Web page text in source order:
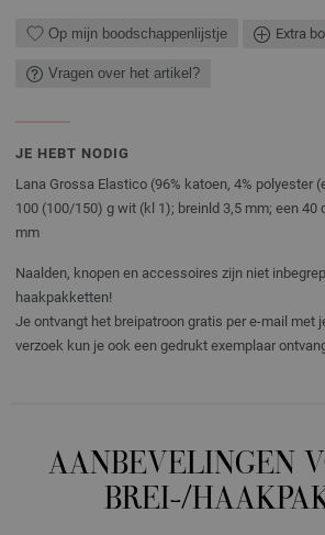
Op mijn boodschappenlijstje Extra
Vragen over het artikel?
JE HEBT NODIG
Lana Grossa Elastico (96% katoen, 4% polyester
100 (100/150) g wit (kl 1); breinld 3,5 mm; een 40
mm
Naalden, knopen en accessoires zijn niet
haakpakketten!
Je ontvangt het breipatroon gratis per e-mail met
verzoek kun je ook een gedrukt exemplaar
AANBEVELINGEN
BREI-/